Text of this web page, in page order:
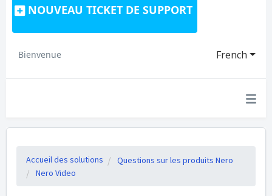
NOUVEAU TICKET DE SUPPORT
French
Bienvenue
Accueil des solutions
Questions sur les produits Nero
Nero Video